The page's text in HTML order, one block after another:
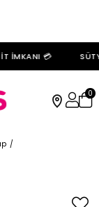
İMKANI 💳
0